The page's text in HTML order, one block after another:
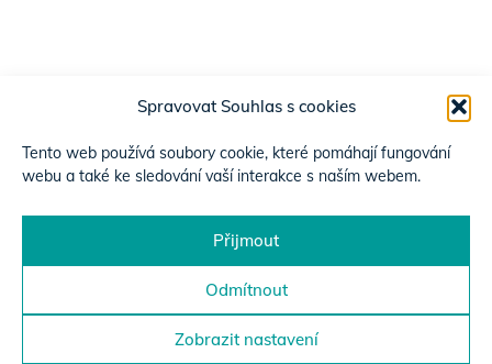
Spravovat Souhlas s cookies
Tento web používá soubory cookie, které pomáhají fungování
webu a také ke sledování vaší interakce s naším webem.
Přijmout
Odmítnout
Zobrazit nastavení